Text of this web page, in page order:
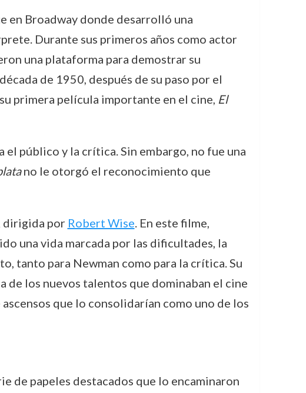
en Broadway donde desarrolló una
Durante sus primeros años como actor
una plataforma para demostrar su
de 1950, después de su paso por el
primera película importante en el cine, El
público y la crítica. Sin embargo, no fue una
no le otorgó el reconocimiento que
por Robert Wise. En este filme,
una vida marcada por las dificultades, la
tanto para Newman como para la crítica. Su
los nuevos talentos que dominaban el cine
que lo consolidarían como uno de los
de papeles destacados que lo encaminaron